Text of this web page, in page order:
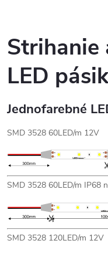
Strihanie
LED
Jednofarebné
SMD 3528 60LED/m 12V
SMD 3528 60LED/m IP68
SMD 3528 120LED/m 12V